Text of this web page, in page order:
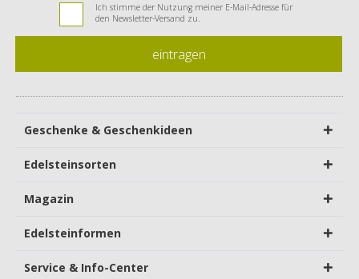
Ich stimme der Nutzung meiner E-Mail-Adresse für
den Newsletter-Versand zu.
eintragen
Geschenke & Geschenkideen
Edelsteinsorten
Magazin
Edelsteinformen
Service & Info-Center